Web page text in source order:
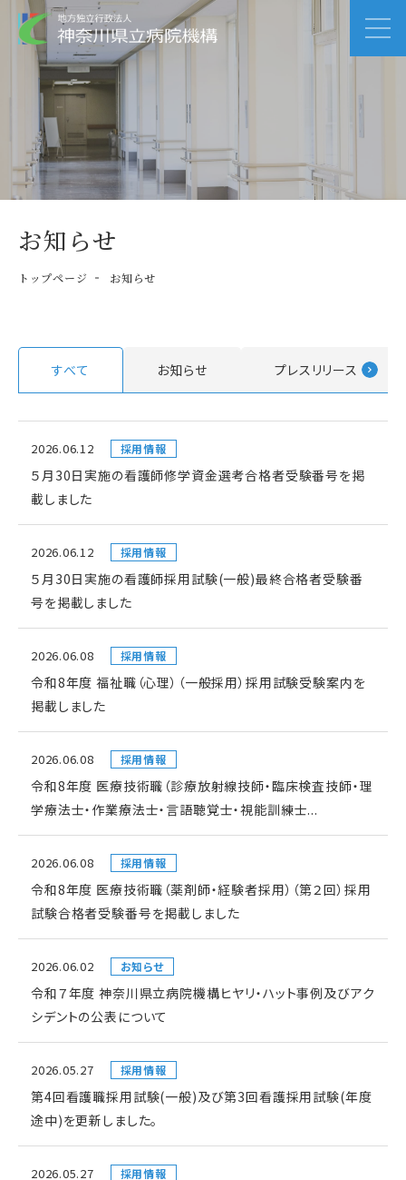
お知らせ
トップページ お知らせ
すべて お知らせ プレスリリース
2026.06.12 採用情報
５月30日実施の看護師修学資金選考合格者受験番号を掲
載しました
2026.06.12 採用情報
５月30日実施の看護師採用試験(一般)最終合格者受験番
号を掲載しました
2026.06.08 採用情報
令和8年度 福祉職（心理）（一般採用）採用試験受験案内を
掲載しました
2026.06.08 採用情報
令和8年度 医療技術職（診療放射線技師・臨床検査技師・理
学療法士・作業療法士・言語聴覚士・視能訓練士...
2026.06.08 採用情報
令和8年度 医療技術職（薬剤師・経験者採用）（第２回）採用
試験合格者受験番号を掲載しました
2026.06.02 お知らせ
令和７年度 神奈川県立病院機構ヒヤリ・ハット事例及びアク
シデントの公表について
2026.05.27 採用情報
第4回看護職採用試験(一般)及び第3回看護採用試験(年度
途中)を更新しました。
2026.05.27 採用情報